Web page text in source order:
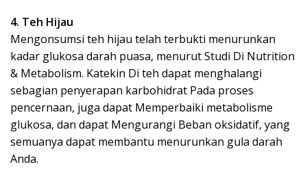
4. Teh Hijau
Mengonsumsi teh hijau telah terbukti menurunkan
kadar glukosa darah puasa, menurut Studi Di Nutrition
& Metabolism. Katekin Di teh dapat menghalangi
sebagian penyerapan karbohidrat Pada proses
pencernaan, juga dapat Memperbaiki metabolisme
glukosa, dan dapat Mengurangi Beban oksidatif, yang
semuanya dapat membantu menurunkan gula darah
Anda.